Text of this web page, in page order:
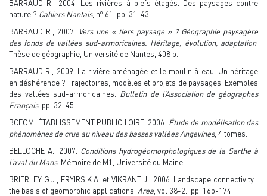
BARRAUD R., 2004. Les rivières à biefs étagés. Des paysages contre
nature ? Cahiers Nantais, no 61, pp. 31-43.
BARRAUD R., 2007.
Vers une « tiers paysage » ? Géographie paysagère
des fonds de vallées sud-armoricaines. Héritage, évolution, adaptation,
Thèse de géographie, Université de Nantes, 408 p.
BARRAUD R., 2009. La rivière aménagée et le moulin à eau. Un héritage
en déshérence ? Trajectoires, modèles et projets de paysages. Exemples
des vallées sud-armoricaines. Bulletin de l’Association de géographes
Français, pp. 32-45.
BCEOM, ÉTABLISSEMENT PUBLIC LOIRE, 2006. Étude de modélisation des
phénomènes de crue au niveau des basses vallées Angevines, 4 tomes.
BELLOCHE A., 2007. Conditions hydrogéomorphologiques de la Sarthe à
l’aval du Mans, Mémoire de M1, Université du Maine.
BRIERLEY G.J., FRYIRS K.A. et VIKRANT J., 2006. Landscape connectivity :
the basis of geomorphic applications, Area , vol 38-2., pp. 165-174.